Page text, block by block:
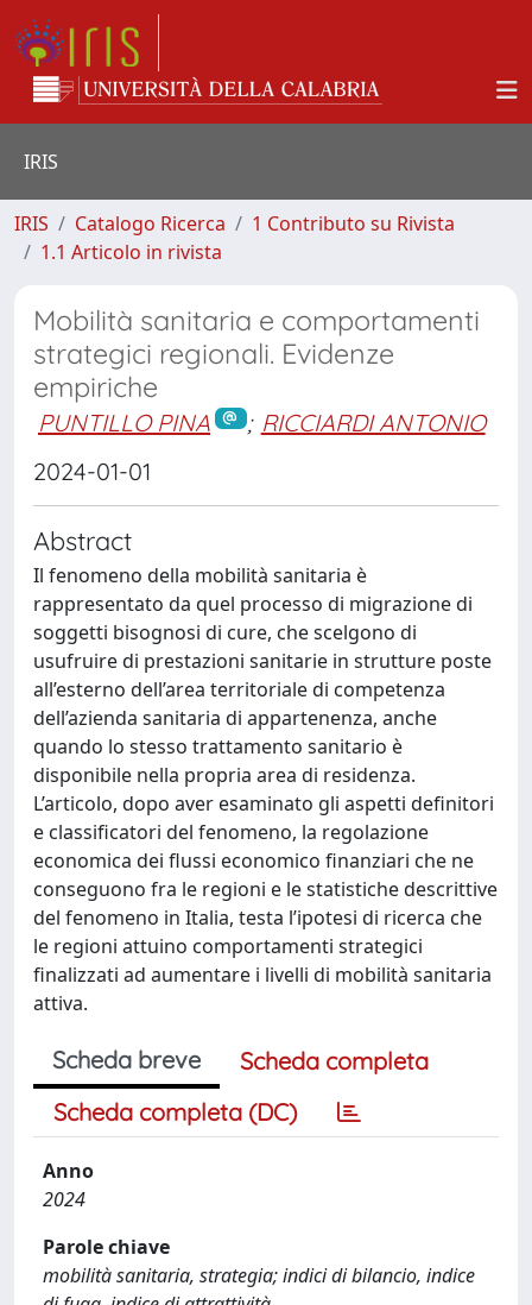
IRIS
IRIS Catalogo Ricerca
1 Contributo su Rivista
1.1 Articolo in rivista
Mobilità sanitaria e comportamenti
strategici regionali. Evidenze
empiriche
PUNTILLO PINA ; RICCIARDI ANTONIO
2024-01-01
Abstract
Il fenomeno della mobilità sanitaria è
rappresentato da quel processo di migrazione di
soggetti bisognosi di cure, che scelgono di
usufruire di prestazioni sanitarie in strutture poste
all’esterno dell’area territoriale di competenza
dell’azienda sanitaria di appartenenza, anche
quando lo stesso trattamento sanitario è
disponibile nella propria area di residenza.
L’articolo, dopo aver esaminato gli aspetti definitori
e classificatori del fenomeno, la regolazione
economica dei flussi economico finanziari che ne
conseguono fra le regioni e le statistiche descrittive
del fenomeno in Italia, testa l’ipotesi di ricerca che
le regioni attuino comportamenti strategici
finalizzati ad aumentare i livelli di mobilità sanitaria
attiva.
Scheda breve
Scheda completa
Scheda completa (DC)
Anno
2024
Parole chiave
mobilità sanitaria, strategia; indici di bilancio, indice